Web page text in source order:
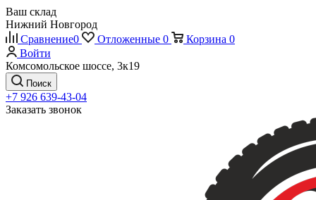
Ваш склад
Нижний Новгород
Сравнение0 Отложенные 0 Корзина 0
Войти
Комсомольское шоссе, 3к19
Поиск
+7 926 639-43-04
Заказать звонок